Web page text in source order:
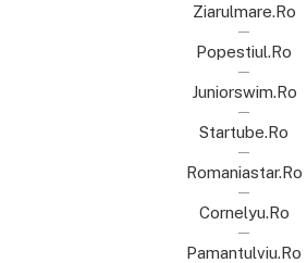
Ziarulmare.ro
Popestiul.ro
Juniorswim.ro
Startube.ro
Romaniastar.ro
Cornelyu.ro
Pamantulviu.ro